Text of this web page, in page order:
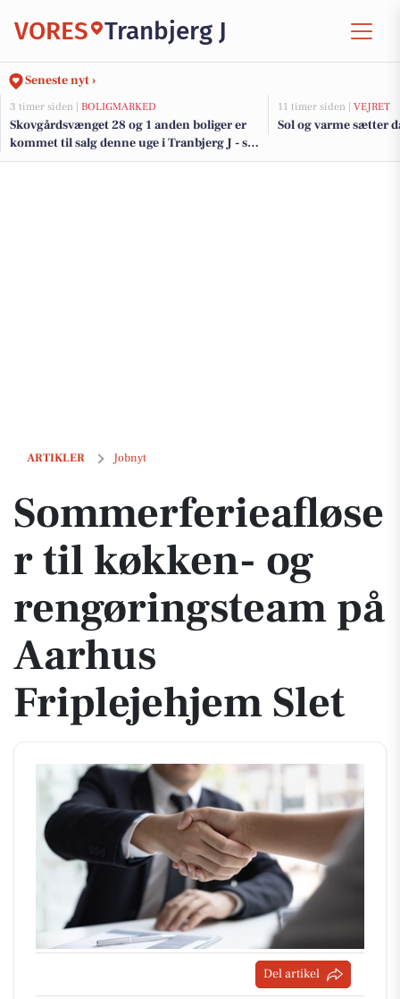
VORES Tranbjerg J
Seneste nyt ›
3 timer siden | BOLIGMARKED
Skovgårdsvænget 28 og 1 anden boliger er
kommet til salg denne uge i Tranbjerg J - se
boligerne her.
11 timer siden | VEJRET
Sol og varme sætter
ARTIKLER Jobnyt
Sommerferieafløser til køkken- og rengøringsteam på Aarhus
Sommerferieafløse
r til køkken- og
rengøringsteam på
Aarhus
Friplejehjem Slet
Del artikel